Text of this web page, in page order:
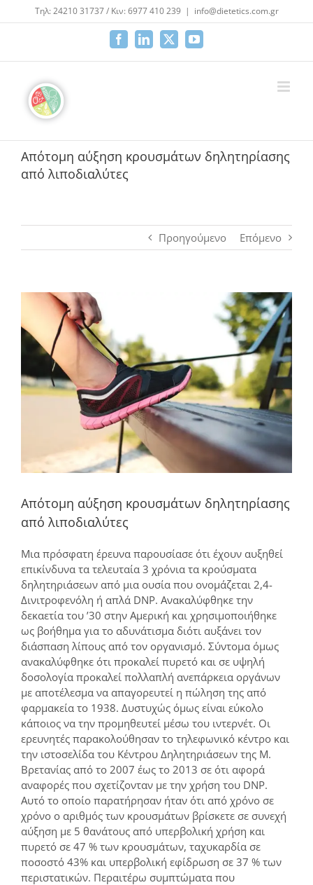
Μετάβαση
στο
Τηλ: 24210 31737 / Κιν: 6977 410 239 | info@dietetics.com.gr
FacebookLinkedIn
X YouTube
Απότομη αύξηση κρουσμάτων δηλητηρίασης
από λιποδιαλύτες
Προηγούμενο Επόμενο
Προβολή
μεγαλύτερης
εικόνας
Απότομη αύξηση κρουσμάτων δηλητηρίασης
από λιποδιαλύτες
Μια πρόσφατη έρευνα παρουσίασε ότι έχουν αυξηθεί
επικίνδυνα τα τελευταία 3 χρόνια τα κρούσματα
δηλητηριάσεων από μια ουσία που ονομάζεται 2,4-
Δινιτροφενόλη ή απλά DNP. Ανακαλύφθηκε την
δεκαετία του ’30 στην Αμερική και χρησιμοποιήθηκε
ως βοήθημα για το αδυνάτισμα διότι αυξάνει τον
διάσπαση λίπους από τον οργανισμό. Σύντομα όμως
ανακαλύφθηκε ότι προκαλεί πυρετό και σε υψηλή
δοσολογία προκαλεί πολλαπλή ανεπάρκεια οργάνων
με αποτέλεσμα να απαγορευτεί η πώληση της από
φαρμακεία το 1938. Δυστυχώς όμως είναι εύκολο
κάποιος να την προμηθευτεί μέσω του ιντερνέτ. Οι
ερευνητές παρακολούθησαν το τηλεφωνικό κέντρο και
την ιστοσελίδα του Κέντρου Δηλητηριάσεων της Μ.
Βρετανίας από το 2007 έως το 2013 σε ότι αφορά
αναφορές που σχετίζονταν με την χρήση του DNP.
Αυτό το οποίο παρατήρησαν ήταν ότι από χρόνο σε
χρόνο ο αριθμός των κρουσμάτων βρίσκετε σε συνεχή
αύξηση με 5 θανάτους από υπερβολική χρήση και
πυρετό σε 47 % των κρουσμάτων, ταχυκαρδία σε
ποσοστό 43% και υπερβολική εφίδρωση σε 37 % των
περιστατικών. Περαιτέρω συμπτώματα που